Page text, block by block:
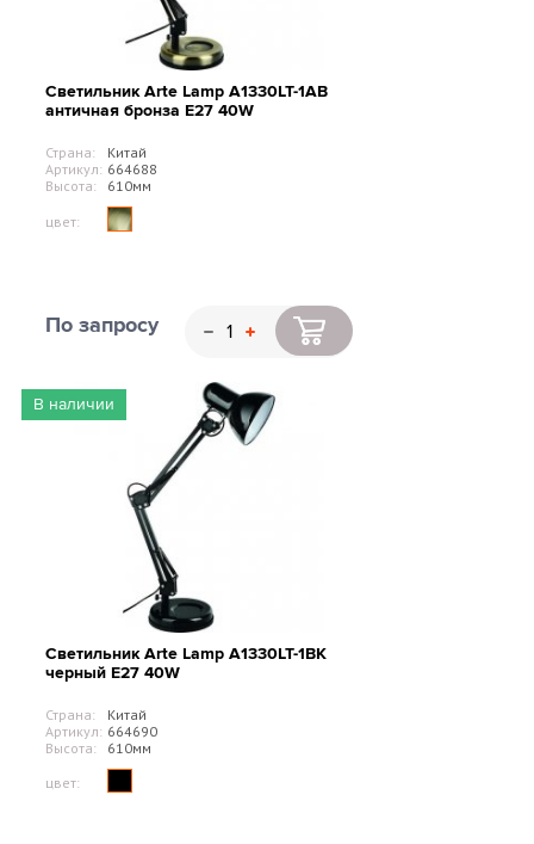
Светильник Arte Lamp A1330LT-1AB
античная бронза Е27 40W
Страна:
Китай
Артикул: 664688
Высота:
610мм
цвет:
По запросу
В наличии
Светильник Arte Lamp A1330LT-1BK
черный Е27 40W
Страна:
Китай
Артикул: 664690
Высота:
610мм
цвет: